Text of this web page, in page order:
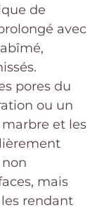
de
avec
pores du
ou un
et les
mais
rendant